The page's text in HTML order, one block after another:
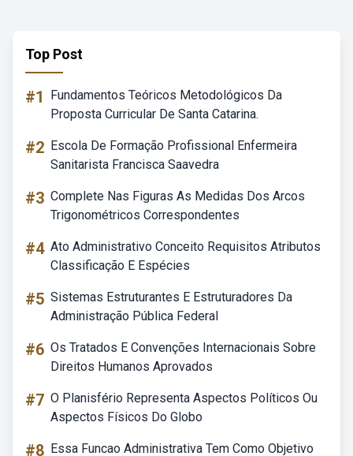
Top Post
#1
Fundamentos Teóricos Metodológicos Da
Proposta Curricular De Santa Catarina.
#2 Escola De Formação Profissional Enfermeira
Sanitarista Francisca Saavedra
#3 Complete Nas Figuras As Medidas Dos Arcos
Trigonométricos Correspondentes
#4 Ato Administrativo Conceito Requisitos Atributos
Classificação E Espécies
#5 Sistemas Estruturantes E Estruturadores Da
Administração Pública Federal
#6 Os Tratados E Convenções Internacionais Sobre
Direitos Humanos Aprovados
#7 O Planisfério Representa Aspectos Políticos Ou
Aspectos Físicos Do Globo
#8 Essa Funcao Administrativa Tem Como Objetivo